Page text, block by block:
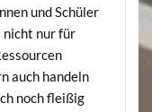
und Schüler
nicht nur für
auch handeln
noch fleißig